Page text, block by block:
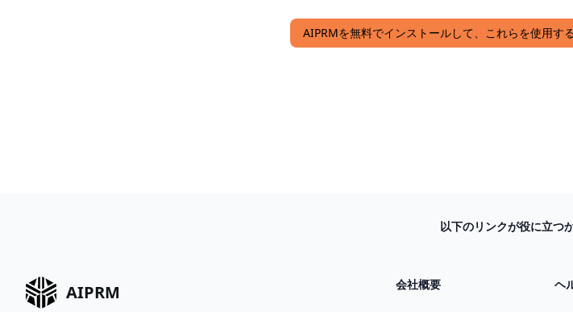
AIPRMを無料でインストールして、これらを使用
以下のリンクが役に立つ
AIPRM 会社概要 ヘ